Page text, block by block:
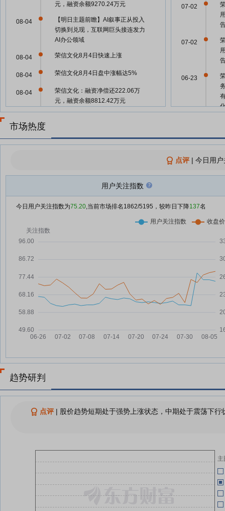
元，融资余额9270.24万元
【明日主题前瞻】AI叙事正从投入
切换到兑现，互联网巨头接连发力
AI办公领域
08-04
荣信文化8月4日快速上涨
08-04
荣信文化8月4日盘中涨幅达5%
08-04
荣信文化：融资净偿还222.06万
元，融资余额8812.42万元
08-04
08-03
7月收官8月在望 A股市场风格或
7月最后一天，科技成长赛道批量
07-31
07-31
1142只股短线走稳 站上五日均线
A股收评：创业板指上涨3.06%，
3.06%，AI应用端全线爆发，存储
07-31
07-31
07-31
查看更多
07-02
07-02
06-23
06-09
06-08
06-08
06-02
05-19
市场热度
点评| 今日用
用户关注指数
今日用户关注指数为75.20,当前市场排名 1862/5195，较昨日下降137名
趋势研判
点评| 股价趋势短期处于强势上涨状态，中期处于震荡下
主